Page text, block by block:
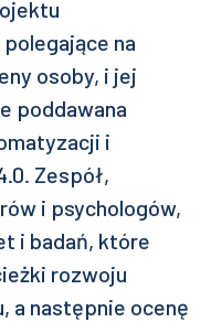
na
osoby, i jej
poddawana
i
Zespół,
i psychologów,
i badań, które
rozwoju
a następnie ocenę